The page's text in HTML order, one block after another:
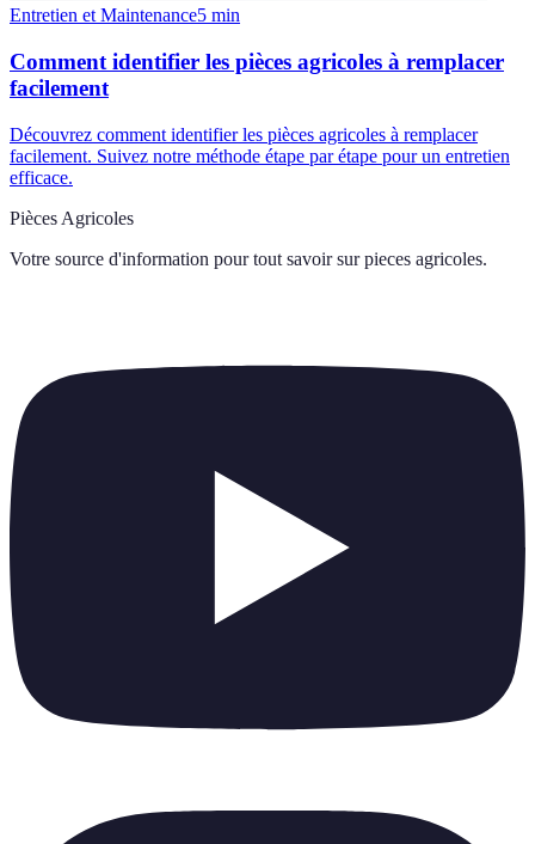
Entretien et Maintenance5 min
Comment identifier les pièces agricoles à remplacer
facilement
Découvrez comment identifier les pièces agricoles à remplacer
facilement. Suivez notre méthode étape par étape pour un entretien
efficace.
Pièces Agricoles
Votre source d'information pour tout savoir sur pieces agricoles.